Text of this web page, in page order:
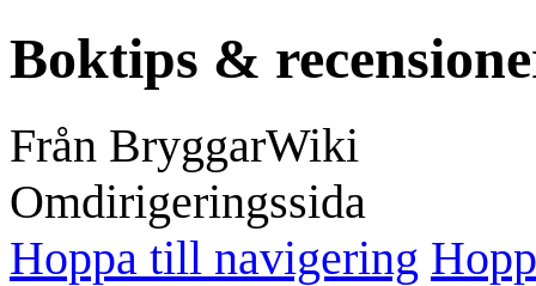
Boktips &
Från BryggarWiki
Omdirigeringssida
Hoppa till navigering